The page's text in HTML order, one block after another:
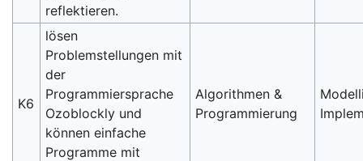
reflektieren.
K6
lösen
Problemstellungen mit
der
Programmiersprache
Ozoblockly und
können einfache
Programme mit
Algorithmen &
Programmierung